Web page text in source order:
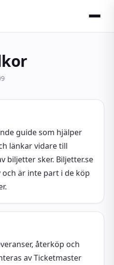
guide som hjälper
länkar vidare till
biljetter sker. Biljetter.se
är inte part i de köp
återköp och
av Ticketmaster